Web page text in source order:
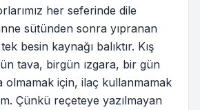
her seferinde dile
sütünden sonra yıpranan
besin kaynağı balıktır. Kış
tava, birgün ızgara, bir gün
olmamak için, ilaç kullanmamak
Çünkü reçeteye yazılmayan